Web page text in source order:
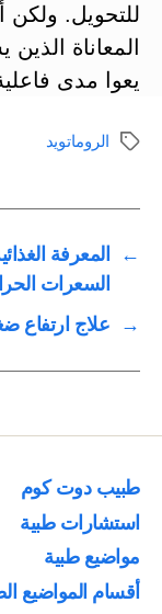
للتحويل.
المعاناة
يعوا مدى
الوسومالروماتويد
←
المعرفة
السعرات
→
علاج ارتفاع
طبيب دوت كوم
استشارات طبية
مواضيع طبية
أقسام المواضيع